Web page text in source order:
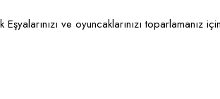
ve oyuncaklarınızı toparlamanız